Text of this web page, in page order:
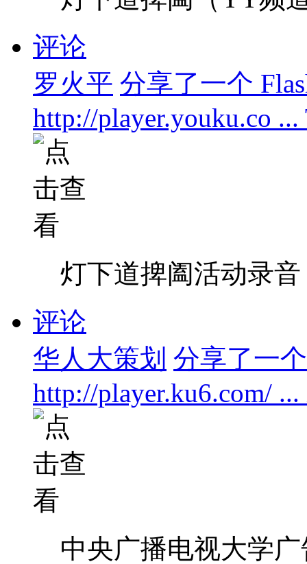
评论
罗火平 分享了一个
http://player.youku.co
灯下道捭阖活动录音
评论
华人大策划 分享了一
http://player.ku6.com/
中央广播电视大学